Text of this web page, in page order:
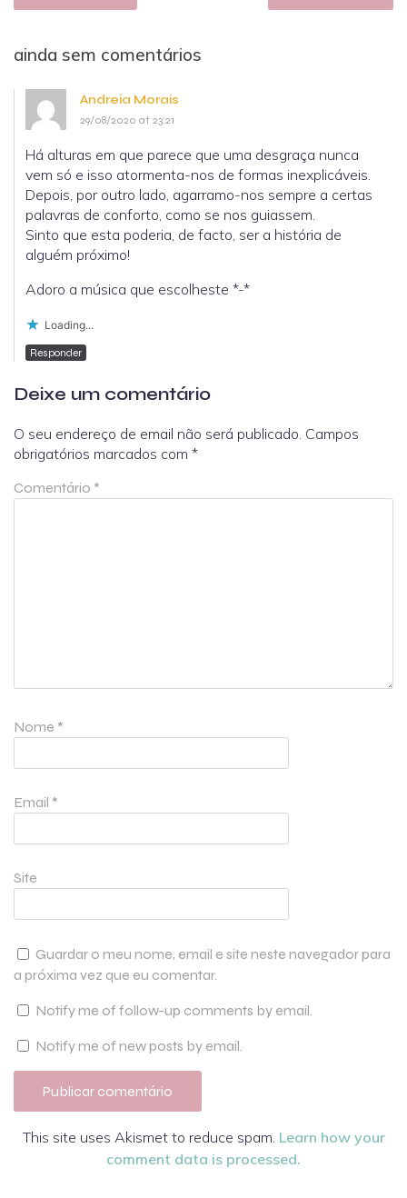
ainda sem comentários
Andreia Morais
29/08/2020 at 23:21
Há alturas em que parece que uma desgraça nunca
vem só e isso atormenta-nos de formas inexplicáveis.
Depois, por outro lado, agarramo-nos sempre a certas
palavras de conforto, como se nos guiassem.
Sinto que esta poderia, de facto, ser a história de
alguém próximo!
Adoro a música que escolheste *-*
Loading...
Responder
Deixe um comentário
O seu endereço de email não será publicado. Campos
obrigatórios marcados com *
Comentário *
Nome *
Email *
Site
Guardar o meu nome, email e site neste navegador para
a próxima vez que eu comentar.
Notify me of follow-up comments by email.
Notify me of new posts by email.
This site uses Akismet to reduce spam. Learn how your
comment data is processed.